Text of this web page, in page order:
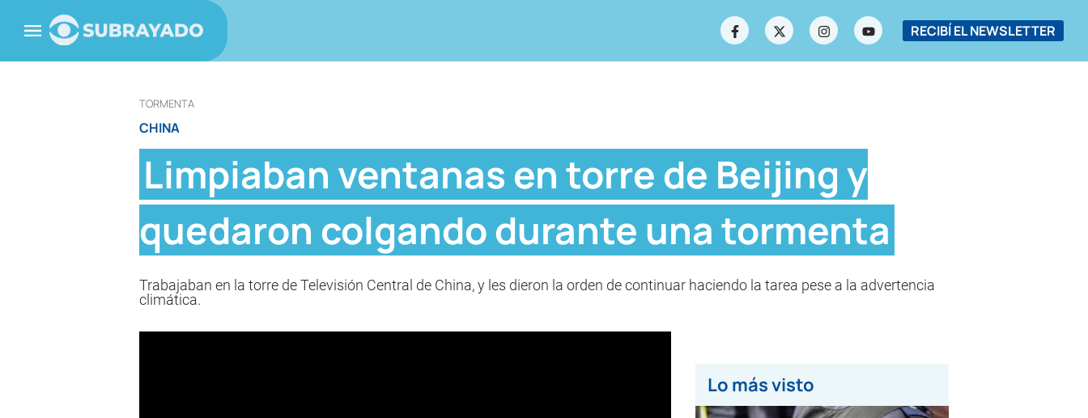
RECIBÍ EL NEWSLETTER
TORMENTA
CHINA
Limpiaban ventanas en torre de Beijing y
quedaron colgando durante una tormenta
Trabajaban en la torre de Televisión Central de China, y les dieron la orden de continuar haciendo la tarea pese a la advertencia
climática.
Lo más visto